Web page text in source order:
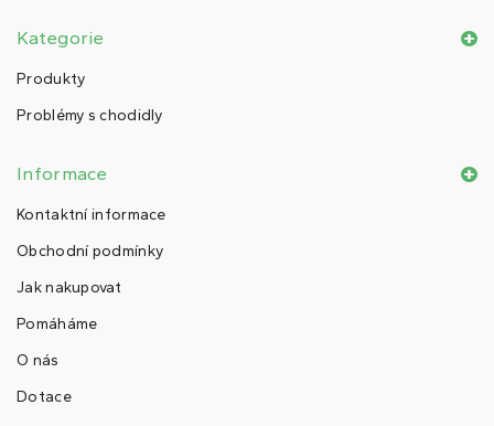
Kategorie
Produkty
Problémy s chodidly
Informace
Kontaktní informace
Obchodní podmínky
Jak nakupovat
Pomáháme
O nás
Dotace